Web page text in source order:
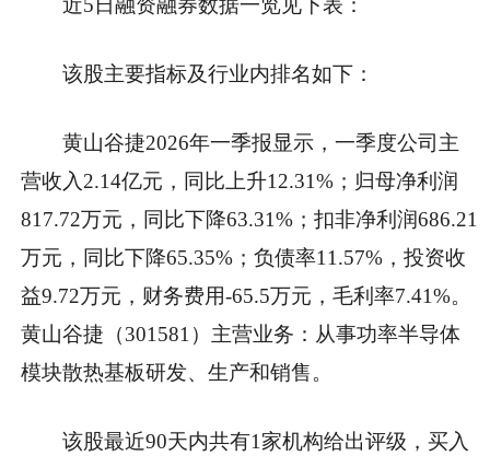
近5日融资融券数据一览见下表：
该股主要指标及行业内排名如下：
黄山谷捷2026年一季报显示，一季度公司主
营收入2.14亿元，同比上升12.31%；归母净利润
817.72万元，同比下降63.31%；扣非净利润686.21
万元，同比下降65.35%；负债率11.57%，投资收
益9.72万元，财务费用-65.5万元，毛利率7.41%。
黄山谷捷（301581）主营业务：从事功率半导体
模块散热基板研发、生产和销售。
该股最近90天内共有1家机构给出评级，买入